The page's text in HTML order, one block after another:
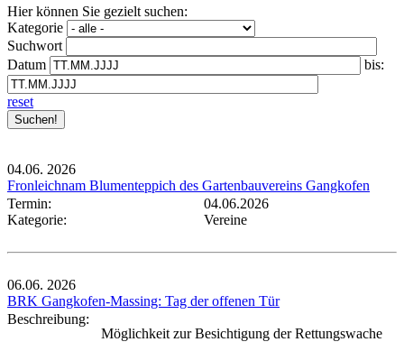
Hier können Sie gezielt suchen:
Kategorie
Suchwort
Datum
bis:
reset
04.06. 2026
Fronleichnam Blumenteppich des Gartenbauvereins Gangkofen
Termin:
04.06.2026
Kategorie:
Vereine
06.06. 2026
BRK Gangkofen-Massing: Tag der offenen Tür
Beschreibung:
Möglichkeit zur Besichtigung der Rettungswache